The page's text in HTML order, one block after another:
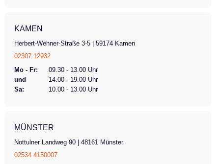
KAMEN
Herbert-Wehner-Straße 3-5 | 59174 Kamen
02307 12932
Mo - Fr:
09.30 - 13.00 Uhr
und
14.00 - 19.00 Uhr
Sa:
10.00 - 13.00 Uhr
MÜNSTER
Nottulner Landweg 90 | 48161 Münster
02534 4150007